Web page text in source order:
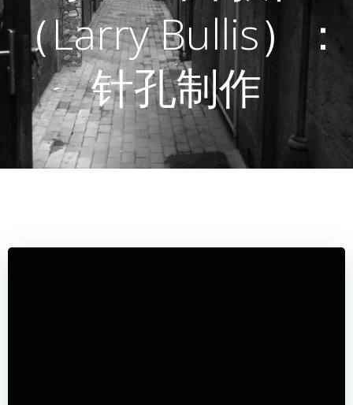
（Larry Bullis）：
针孔制作